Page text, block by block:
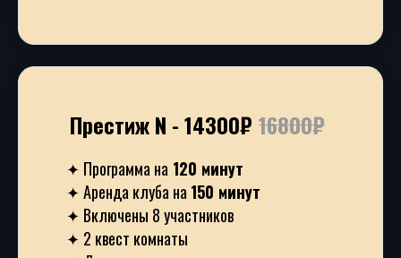
Престиж N - 14300₽ 16800₽
✦ Программа на 120 минут
✦ Аренда клуба на 150 минут
✦ Включены 8 участников
✦ 2 квест комнаты